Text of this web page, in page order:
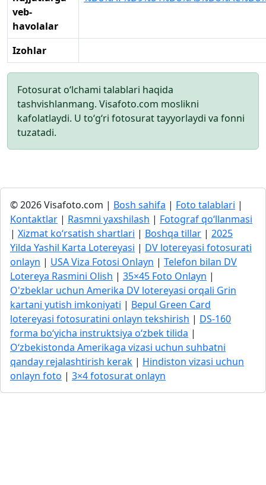
veb-
havolalar
Izohlar
Fotosurat o‘lchami talablari haqida
tashvishlanmang. Visafoto.com moslikni
kafolatlaydi. U to‘g‘ri fotosurat tayyorlaydi va fonni
tuzatadi.
© 2026 Visafoto.com | Bosh sahifa | Foto talablari |
Kontaktlar | Rasmni yaxshilash | Fotograf qo‘llanmasi
| Xizmat ko‘rsatish shartlari | Boshqa tillar | 2025
Yilda Yashil Karta Lotereyasi | DV lotereyasi fotosurati
onlayn | USA Viza Fotosi Onlayn | Telefon bilan DV
Lotereya Rasmini Olish | 35×45 Foto Onlayn |
O'zbeklar uchun Amerika DV lotereyasi orqali Grin
kartani yutish imkoniyati | Bepul Green Card
lotereyasi fotosuratini onlayn tekshirish | DS-160
forma bo‘yicha instruktsiya o‘zbek tilida |
O‘zbekistonda Amerikaga vizasi uchun suhbatni
qanday rejalashtirish kerak | Hindiston vizasi uchun
onlayn foto | 3×4 fotosurat onlayn